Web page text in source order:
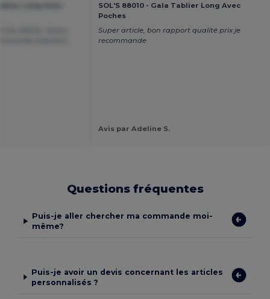
SOL'S 88010 - Gala Tablier Long Avec
Poches
Super article, bon rapport qualité prix je
recommande
Avis par Adeline S.
Questions fréquentes
Puis-je aller chercher ma commande moi-
même?
Puis-je avoir un devis concernant les articles
personnalisés ?